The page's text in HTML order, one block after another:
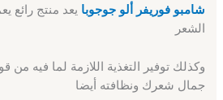
شامبو فوريفر ألو جوجوبا يعد منتج رائع
الشعر
وكذلك توفير التغذية اللازمة لما فيه من
جمال شعرك ونظافته أيضا